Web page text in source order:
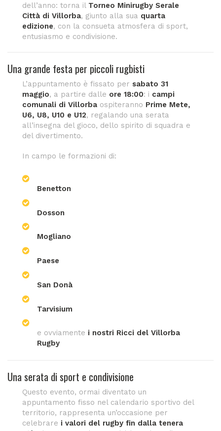
dell’anno: torna il Torneo Minirugby Serale
Città di Villorba, giunto alla sua quarta
edizione, con la consueta atmosfera di sport,
entusiasmo e condivisione.
Una grande festa per piccoli rugbisti
L’appuntamento è fissato per sabato 31
maggio, a partire dalle ore 18:00: i campi
comunali di Villorba ospiteranno Prime Mete,
U6, U8, U10 e U12, regalando una serata
all’insegna del gioco, dello spirito di squadra e
del divertimento.
In campo le formazioni di:
Benetton
Dosson
Mogliano
Paese
San Donà
Tarvisium
e ovviamente i nostri Ricci del Villorba
Rugby
Una serata di sport e condivisione
Questo evento, ormai diventato un
appuntamento fisso nel calendario sportivo del
territorio, rappresenta un’occasione per
celebrare i valori del rugby fin dalla tenera